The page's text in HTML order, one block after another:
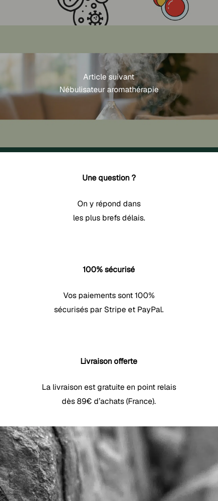
Article suivant
Nébulisateur aromathérapie
Une question ?
On y répond dans
les plus brefs délais.
100% sécurisé
Vos paiements sont 100%
sécurisés par Stripe et PayPal.
Livraison offerte
La livraison est gratuite en point relais
dès 89€ d’achats (France).